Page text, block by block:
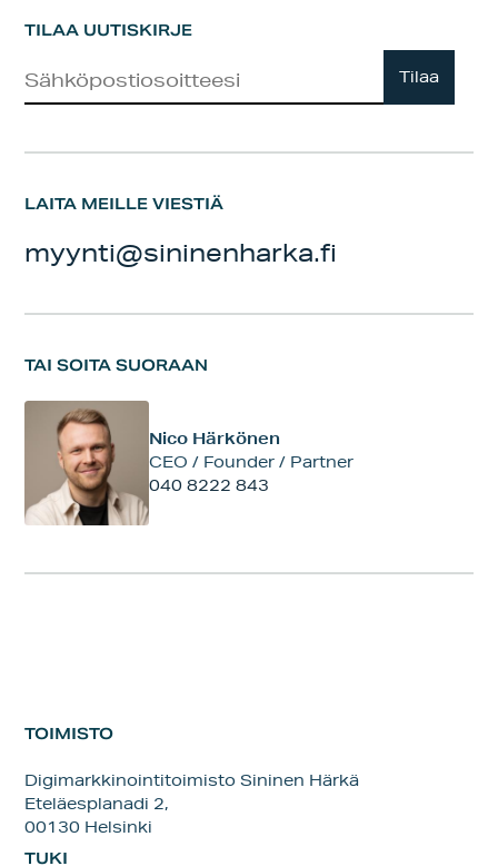
TILAA UUTISKIRJE
Tilaa
LAITA MEILLE VIESTIÄ
myynti@sininenharka.fi
TAI SOITA SUORAAN
Nico Härkönen
CEO / Founder / Partner
040 8222 843
TOIMISTO
Digimarkkinointitoimisto Sininen Härkä
Eteläesplanadi 2,
00130 Helsinki
TUKI